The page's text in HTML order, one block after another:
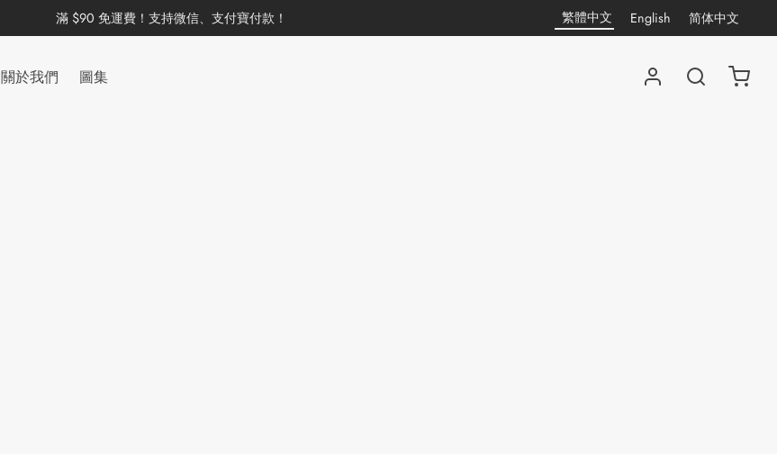
滿 $90 免運費！支持微信、支付寶付款！ 繁體中文 English 简体中文
關於我們 圖集